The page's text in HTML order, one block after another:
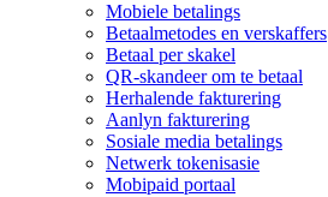
Mobiele betalings
Betaalmetodes en verskaffers
Betaal per skakel
QR-skandeer om te betaal
Herhalende fakturering
Aanlyn fakturering
Sosiale media betalings
Netwerk tokenisasie
Mobipaid portaal